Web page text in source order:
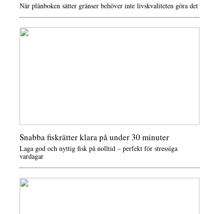
När plånboken sätter gränser behöver inte livskvaliteten göra det
Snabba fiskrätter klara på under 30 minuter
Laga god och nyttig fisk på nolltid – perfekt för stressiga
vardagar